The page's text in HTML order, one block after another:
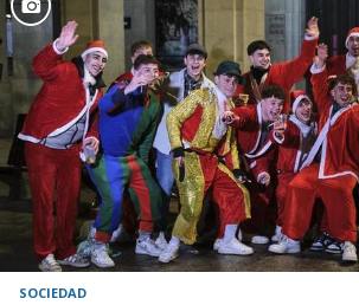
SOCIEDAD